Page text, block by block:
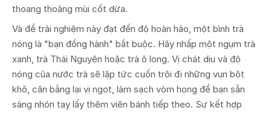
thoang thoảng mùi cốt dừa.
Và để trải nghiệm này đạt đến độ hoàn hảo, một bình trà
nóng là "bạn đồng hành" bắt buộc. Hãy nhấp một ngụm trà
xanh, trà Thái Nguyên hoặc trà ô long. Vị chát dịu và độ
nóng của nước trà sẽ lập tức cuốn trôi đi những vụn bột
khô, cân bằng lại vị ngọt, làm sạch vòm họng để bạn sẵn
sàng nhón tay lấy thêm viên bánh tiếp theo. Sự kết hợp